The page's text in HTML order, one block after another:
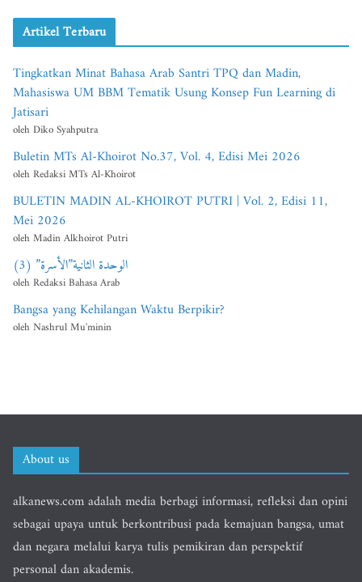
Artikel Terbaru
Tingkatkan Minat Bahasa Arab Santri TPQ dan Madin,
Mahasiswa UM BBM Tematik Usung Konsep Fun Learning di
Jatisari
oleh Diko Syahputra
Buletin MTs Al-Khoirot No.37, Vol. 4, Edisi Mei 2026
oleh Redaksi MTs Al-Khoirot
BULETIN MADIN AL-KHOIROT PUTRI | Vol. 2, Edisi 11,
Mei 2026
oleh Madin Alkhoirot Putri
الوحدة الثانية”الأسرة” (3)
oleh Redaksi Bahasa Arab
Bangsa yang Kehilangan Waktu Berpikir?
oleh Nashrul Mu'minin
About us
alkanews.com adalah media berbagi informasi, refleksi dan opini
sebagai upaya untuk berkontribusi pada kemajuan bangsa, umat
dan negara melalui karya tulis pemikiran dan perspektif
personal dan akademis.